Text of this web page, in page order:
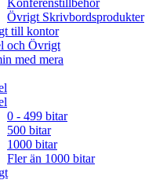
Konferenstillbehör
Övrigt Skrivbordsprodukter
till kontor
och Övrigt
med mera
0 - 499 bitar
500 bitar
1000 bitar
Fler än 1000 bitar